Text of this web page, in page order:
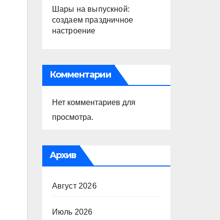
Шары на выпускной:
создаем праздничное
настроение
Комментарии
Нет комментариев для
просмотра.
Архив
Август 2026
Июль 2026